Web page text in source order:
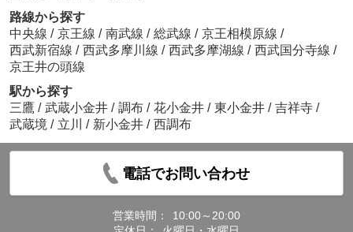
路線から探す
中央線 / 京王線 / 南武線 / 総武線 / 京王相模原線 /
西武新宿線 / 西武多摩川線 / 西武多摩湖線 / 西武国分寺線 /
京王井の頭線
駅から探す
三鷹 / 武蔵小金井 / 調布 / 花小金井 / 東小金井 / 吉祥寺 /
武蔵境 / 立川 / 新小金井 / 西調布
電話でお問い合わせ
営業時間：
10:00～20:00